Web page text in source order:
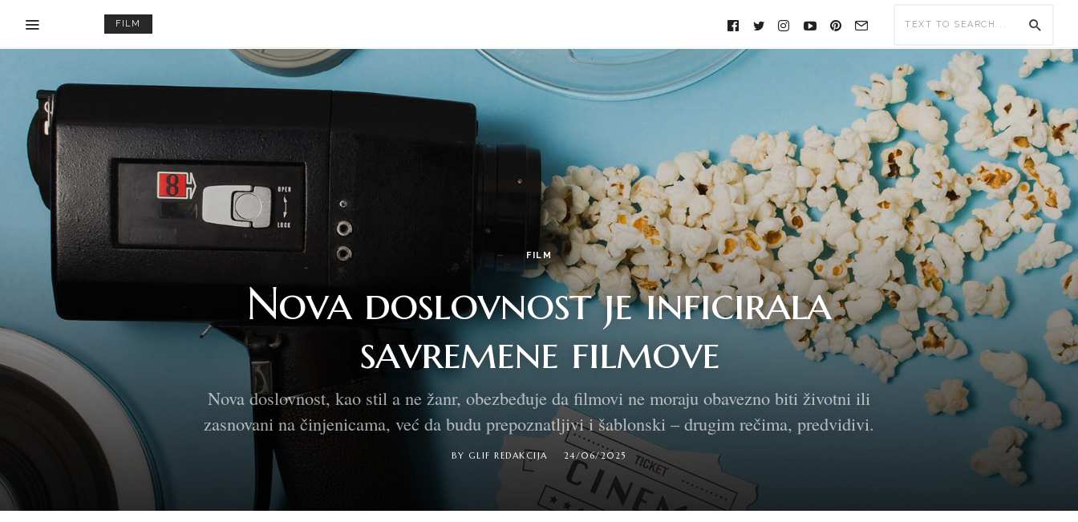
FILM FOLLOW
US:
FILM
Nova doslovnost je inficirala
savremene filmove
Nova doslovnost, kao stil a ne žanr, obezbeđuje da filmovi ne moraju obavezno biti životni ili
zasnovani na činjenicama, već da budu prepoznatljivi i šablonski – drugim rečima, predvidivi.
BY GLIF REDAKCIJA 24/06/2025